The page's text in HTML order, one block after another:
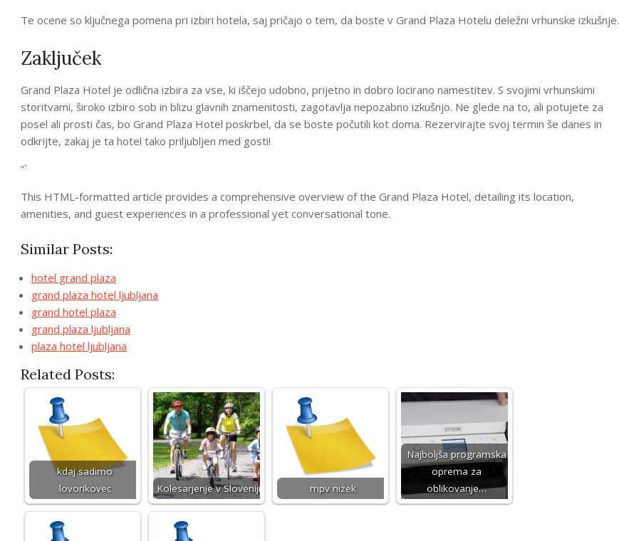
Te ocene so ključnega pomena pri izbiri hotela, saj pričajo o tem, da boste v Grand Plaza Hotelu deležni vrhunske izkušnje.
Zaključek
Grand Plaza Hotel je odlična izbira za vse, ki iščejo udobno, prijetno in dobro locirano namestitev. S svojimi vrhunskimi
storitvami, široko izbiro sob in blizu glavnih znamenitosti, zagotavlja nepozabno izkušnjo. Ne glede na to, ali potujete za
posel ali prosti čas, bo Grand Plaza Hotel poskrbel, da se boste počutili kot doma. Rezervirajte svoj termin še danes in
odkrijte, zakaj je ta hotel tako priljubljen med gosti!
“`
This HTML-formatted article provides a comprehensive overview of the Grand Plaza Hotel, detailing its location,
amenities, and guest experiences in a professional yet conversational tone.
Similar Posts:
hotel grand plaza
grand plaza hotel ljubljana
grand hotel plaza
grand plaza ljubljana
plaza hotel ljubljana
Related Posts:
kdaj sadimo
lovorikovec
Kolesarjenje v Sloveniji mpv nizek
Najboljša programska
oprema za
oblikovanje…